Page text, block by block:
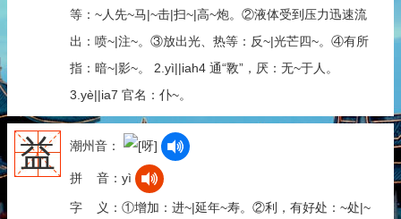
等：~人先~马|~击|扫~|高~炮。②液体受到压力迅速流
出：喷~|注~。③放出光、热等：反~|光芒四~。④有所
指：暗~|影~。 2.yì||iah4 通“斁”，厌：无~于人。
3.yè||ia7 官名：仆~。
益 潮州音：
拼 音：yì
字 义：①增加：进~|延年~寿。②利，有好处：~处|~